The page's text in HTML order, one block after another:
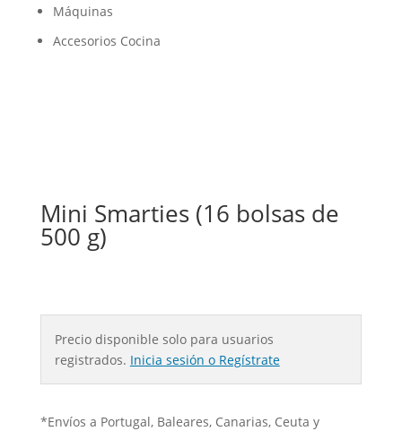
Máquinas
Accesorios Cocina
Mini Smarties (16 bolsas de
500 g)
Precio disponible solo para usuarios
registrados. Inicia sesión o Regístrate
*Envíos a Portugal, Baleares, Canarias, Ceuta y